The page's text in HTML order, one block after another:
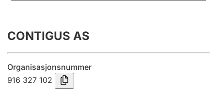
Årsregnskap
Innsending og forsinkelsesgebyr
Tinglysing
CONTIGUS AS
Organisasjonsnummer
916 327 102